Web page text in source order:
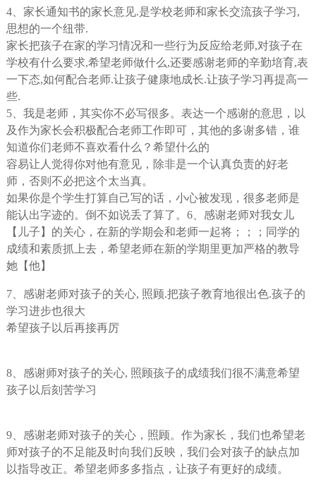
4、家长通知书的家长意见.是学校老师和家长交流孩子学习,
思想的一个纽带.
家长把孩子在家的学习情况和一些行为反应给老师,对孩子在
学校有什么要求,希望老师做什么,还要感谢老师的辛勤培育,表
一下态,如何配合老师.让孩子健康地成长.让孩子学习再提高一
些.
5、我是老师，其实你不必写很多。表达一个感谢的意思，以
及作为家长会积极配合老师工作即可，其他的多谢多错，谁
知道你们老师不喜欢看什么？希望什么的
容易让人觉得你对他有意见，除非是一个认真负责的好老
师，否则不必把这个太当真。
如果你是个学生打算自己写的话，小心被发现，很多老师是
能认出字迹的。倒不如说丢了算了。6、感谢老师对我女儿
【儿子】的关心，在新的学期会和老师一起将；；；同学的
成绩和素质抓上去，希望老师在新的学期里更加严格的教导
她【他】
7、感谢老师对孩子的关心, 照顾.把孩子教育地很出色.孩子的
学习进步也很大
希望孩子以后再接再厉
8、感谢师对孩子的关心, 照顾孩子的成绩我们很不满意希望
孩子以后刻苦学习
9、感谢老师对孩子的关心，照顾。作为家长，我们也希望老
师对孩子的不足能及时向我们反映，我们会对孩子的缺点加
以指导改正。希望老师多多指点，让孩子有更好的成绩。